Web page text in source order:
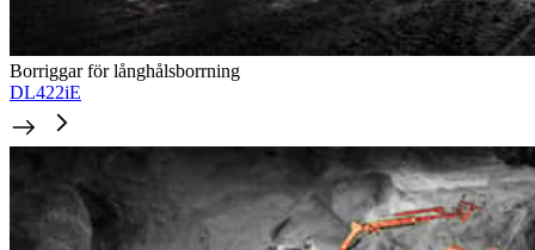
Borriggar för långhålsborrning
DL422iE